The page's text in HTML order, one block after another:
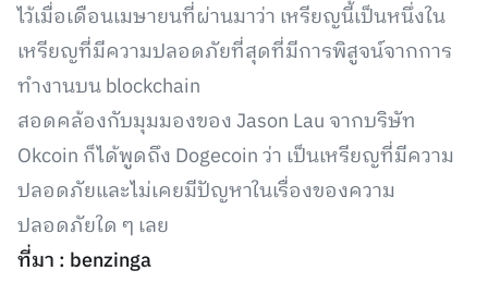
ไว้เมื่อเดือนเมษายนที่ผ่านมาว่า เหรียญนี้เป็นหนึ่งใน
เหรียญที่มีความปลอดภัยที่สุดที่มีการพิสูจน์จากการ
ทำงานบน blockchain
สอดคล้องกับมุมมองของ Jason Lau จากบริษัท
Okcoin ก็ได้พูดถึง Dogecoin ว่า เป็นเหรียญที่มีความ
ปลอดภัยและไม่เคยมีปัญหาในเรื่องของความ
ปลอดภัยใด ๆ เลย
ที่มา : benzinga